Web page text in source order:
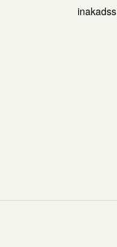
inakadss